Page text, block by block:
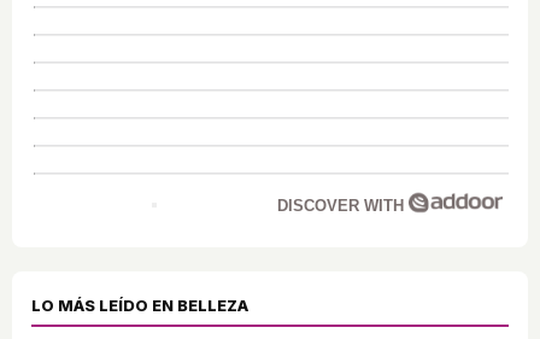
DISCOVER WITH
LO MÁS LEÍDO EN BELLEZA